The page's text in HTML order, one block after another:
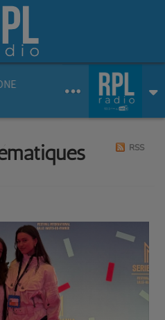
RSS